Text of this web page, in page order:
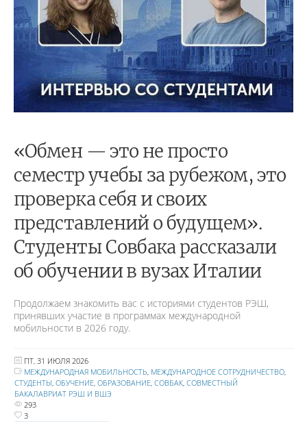
«Обмен — это не просто
семестр учебы за рубежом, это
проверка себя и своих
представлений о будущем».
Студенты Совбака рассказали
об обучении в вузах Италии
Продолжаем знакомить вас с историями студентов РЭШ,
принявших участие в программах международной
мобильности в 2026 году.
ПТ, 31 ИЮЛЯ 2026
МЕЖДУНАРОДНАЯ МОБИЛЬНОСТЬ, МЕЖДУНАРОДНОЕ СОТРУДНИЧЕСТВО,
СТУДЕНТЫ, ОБУЧЕНИЕ, ОБРАЗОВАНИЕ, СОВБАК, СОВМЕСТНЫЙ
БАКАЛАВРИАТ РЭШ И ВШЭ
293
3